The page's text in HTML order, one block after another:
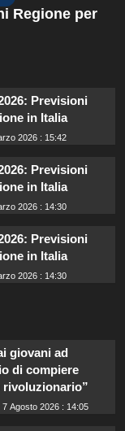
Regione per
Previsioni
in Italia
2026 : 15:42
Previsioni
in Italia
2026 : 14:30
Previsioni
in Italia
2026 : 14:30
giovani ad
di compiere
rivoluzionario”
7 Agosto 2026 : 14:05